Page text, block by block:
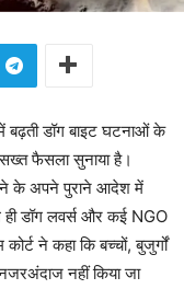
बढ़ती डॉग बाइट घटनाओं के
फैसला सुनाया है।
के अपने पुराने आदेश में
डॉग लवर्स और कई NGO
ने कहा कि बच्चों, बुजुर्गों
नहीं किया जा